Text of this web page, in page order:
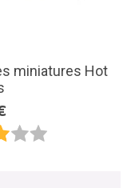
miniatures Hot